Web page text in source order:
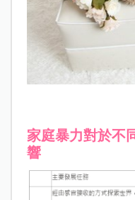
家庭暴力對於不
響